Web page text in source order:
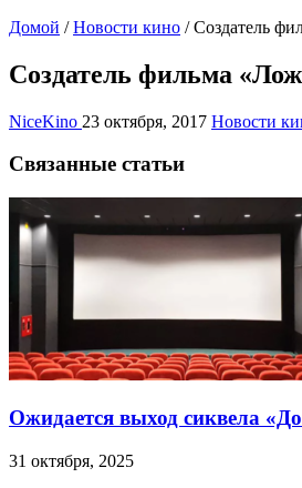
Домой / Новости кино / Создатель
Создатель фильма
NiceKino 23 октября, 2017 Новости
Связанные статьи
Ожидается выход сиквела
31 октября, 2025